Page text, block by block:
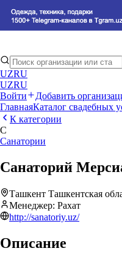
UZRU
UZRU
Войти
Добавить
ГлавнаяКаталог свадебных
К категории
С
Санатории
Санаторий
Ташкент Ташкентская
Менеджер: Рахат
http://sanatoriy.uz/
Описание